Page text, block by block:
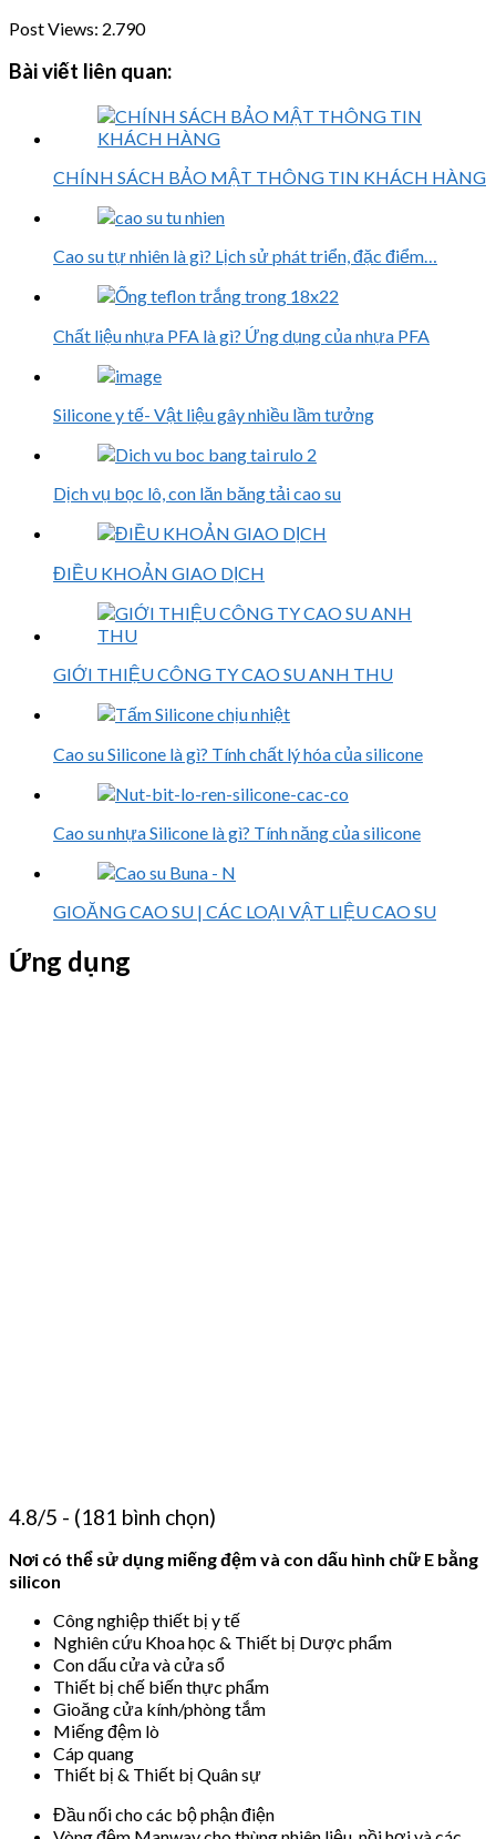
Post Views: 2.790
Bài viết liên quan:
CHÍNH SÁCH BẢO MẬT THÔNG TIN KHÁCH HÀNG
Cao su tự nhiên là gì? Lịch sử phát triển, đặc điểm…
Chất liệu nhựa PFA là gì? Ứng dụng của nhựa PFA
Silicone y tế- Vật liệu gây nhiều lầm tưởng
Dịch vụ bọc lô, con lăn băng tải cao su
ĐIỀU KHOẢN GIAO DỊCH
GIỚI THIỆU CÔNG TY CAO SU ANH THU
Cao su Silicone là gì? Tính chất lý hóa của silicone
Cao su nhựa Silicone là gì? Tính năng của silicone
GIOĂNG CAO SU | CÁC LOẠI VẬT LIỆU CAO SU
Ứng dụng
4.8/5 - (181 bình chọn)
Nơi có thể sử dụng miếng đệm và con dấu hình chữ E bằng
silicon
Công nghiệp thiết bị y tế
Nghiên cứu Khoa học & Thiết bị Dược phẩm
Con dấu cửa và cửa sổ
Thiết bị chế biến thực phẩm
Gioăng cửa kính/phòng tắm
Miếng đệm lò
Cáp quang
Thiết bị & Thiết bị Quân sự
Đầu nối cho các bộ phận điện